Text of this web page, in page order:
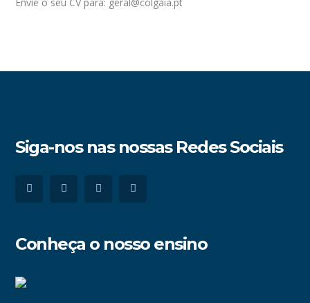
Siga-nos nas nossas Redes Sociais
Conheça o nosso ensino